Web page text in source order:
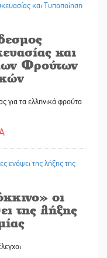
και
Φρούτων
για τα ελληνικά φρούτα
οι
της λήξης